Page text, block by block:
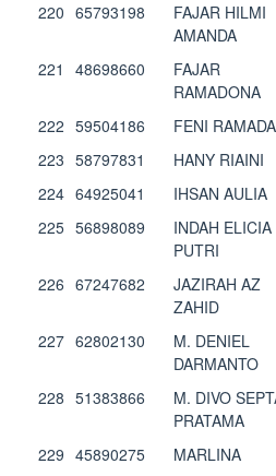
220 65793198
FAJAR HILMI
AMANDA
221 48698660
FAJAR
RAMADONA
222 59504186 FENI
223 58797831 HANY RIAINI
224 64925041 IHSAN AULIA
225 56898089
INDAH ELICIA
PUTRI
226 67247682
JAZIRAH AZ
ZAHID
227 62802130
M. DENIEL
DARMANTO
228 51383866
M. DIVO
PRATAMA
229 45890275 MARLINA